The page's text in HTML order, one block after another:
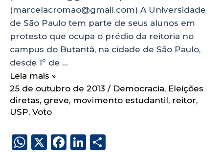
(marcelacromao@gmail.com) A Universidade
de São Paulo tem parte de seus alunos em
protesto que ocupa o prédio da reitoria no
campus do Butantã, na cidade de São Paulo,
desde 1º de …
Leia mais »
25 de outubro de 2013 / Democracia, Eleições
diretas, greve, movimento estudantil, reitor,
USP, Voto
W X
F
Li